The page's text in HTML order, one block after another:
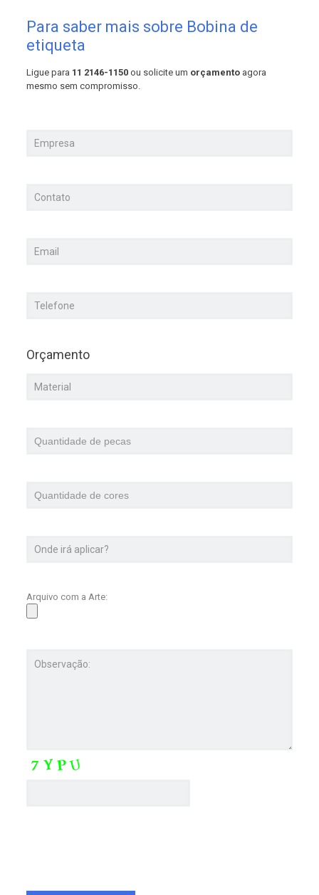
Para saber mais sobre Bobina de
etiqueta
Ligue para 11 2146-1150ou solicite um orçamento agora
mesmo sem compromisso.
Orçamento
Arquivo com a Arte: